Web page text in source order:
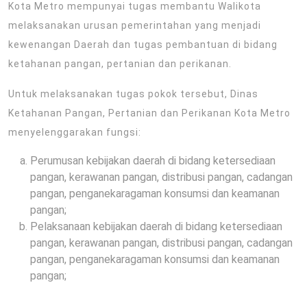
Kota Metro mempunyai tugas membantu Walikota
melaksanakan urusan pemerintahan yang menjadi
kewenangan Daerah dan tugas pembantuan di bidang
ketahanan pangan, pertanian dan perikanan.
Untuk melaksanakan tugas pokok tersebut, Dinas
Ketahanan Pangan, Pertanian dan Perikanan Kota Metro
menyelenggarakan fungsi:
Perumusan kebijakan daerah di bidang ketersediaan
pangan, kerawanan pangan, distribusi pangan, cadangan
pangan, penganekaragaman konsumsi dan keamanan
pangan;
Pelaksanaan kebijakan daerah di bidang ketersediaan
pangan, kerawanan pangan, distribusi pangan, cadangan
pangan, penganekaragaman konsumsi dan keamanan
pangan;